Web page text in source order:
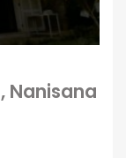
Nanisana